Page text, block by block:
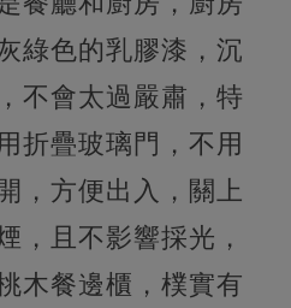
綠色的乳膠漆，沉
不會太過嚴肅，特
折疊玻璃門，不用
，方便出入，關上
，且不影響採光，
木餐邊櫃，樸實有